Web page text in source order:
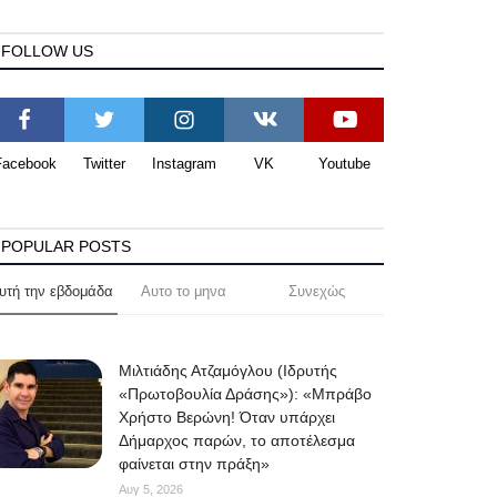
FOLLOW US
Twitter Instagram VK Youtube
POPULAR POSTS
την εβδομάδα Αυτο το μηνα Συνεχώς
Μιλτιάδης Ατζαμόγλου (Ιδρυτής
«Πρωτοβουλία Δράσης»): «Μπράβο
Χρήστο Βερώνη! Όταν υπάρχει
Δήμαρχος παρών, το αποτέλεσμα
φαίνεται στην πράξη»
Αυγ 5, 2026